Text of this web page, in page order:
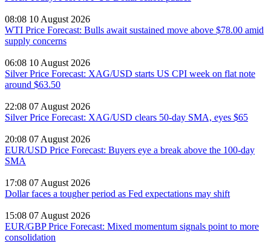
08:08 10 August 2026
WTI Price Forecast: Bulls await sustained move above $78.00 amid
supply concerns
06:08 10 August 2026
Silver Price Forecast: XAG/USD starts US CPI week on flat note
around $63.50
22:08 07 August 2026
Silver Price Forecast: XAG/USD clears 50-day SMA, eyes $65
20:08 07 August 2026
EUR/USD Price Forecast: Buyers eye a break above the 100-day
SMA
17:08 07 August 2026
Dollar faces a tougher period as Fed expectations may shift
15:08 07 August 2026
EUR/GBP Price Forecast: Mixed momentum signals point to more
consolidation